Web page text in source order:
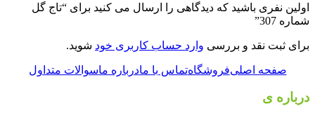
اولین نفری باشید که دیدگاهی را ارسال می کنید برای “تاج گل
شماره 307”
برای ثبت نقد و بررسی وارد حساب کاربری خود شوید.
صفحه اصلیفروشگاهتماس با مادرباره ماسوالات متداول
درباره ی